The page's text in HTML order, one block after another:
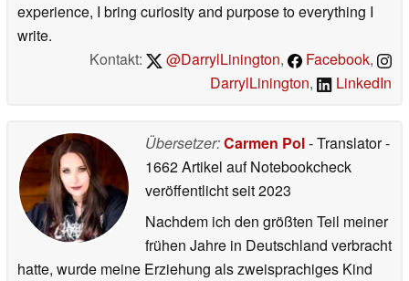
experience, I bring curiosity and purpose to everything I
write.
Kontakt:
@DarrylLinington, Facebook,
DarrylLinington, LinkedIn
Übersetzer:Carmen Pol- Translator-
1662 Artikel auf Notebookcheck
veröffentlichtseit 2023
Nachdem ich den größten Teil meiner
frühen Jahre in Deutschland verbracht
hatte, wurde meine Erziehung als zweisprachiges Kind